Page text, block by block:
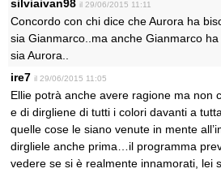
silviaivan98 il 29/06/2015 11:11
Concordo con chi dice che Aurora ha
sia Gianmarco..ma anche Gianmarco
sia Aurora..
ire7 il 29/06/2015 11:05
Ellie potrà anche avere ragione ma non
e di dirgliene di tutti i colori davanti a
quelle cose le siano venute in mente
dirgliele anche prima…il programma
vedere se si è realmente innamorati, lei